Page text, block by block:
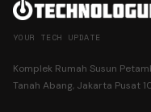
YOUR TECH UPDATE
Komplek Rumah Susun
Tanah Abang, Jakarta Pusat